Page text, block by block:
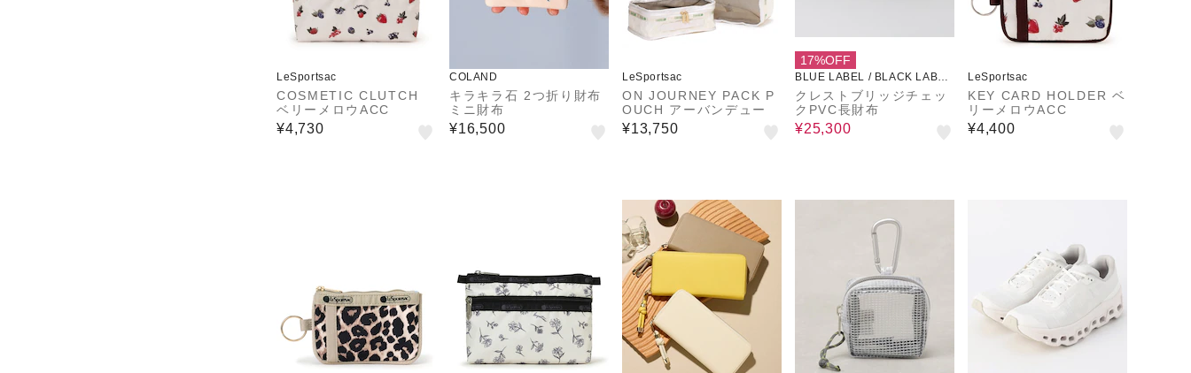
LeSportsac
COSMETIC CLUTCH
ベリーメロウACC
¥4,730
COLAND
キラキラ石 2つ折り財布
ミニ財布
¥16,500
LeSportsac
ON JOURNEY PACK P
OUCH アーバンデュー
¥13,750
17%OFF
BLUE LABEL / BLACK LABEL
CRESTBRIDGE
クレストブリッジチェッ
クPVC長財布
¥25,300
LeSportsac
KEY CARD HOLDER ベ
リーメロウACC
¥4,400